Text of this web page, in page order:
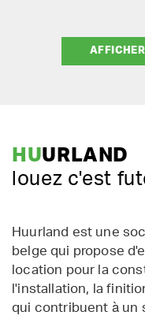
HUURLAND
louez c'est
Huurland est une
belge qui propose
location pour la
l'installation, la
qui contribuent à un